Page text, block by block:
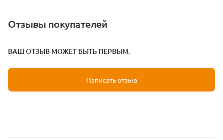
Отзывы покупателей
ВАШ ОТЗЫВ МОЖЕТ БЫТЬ ПЕРВЫМ.
Написать отзыв